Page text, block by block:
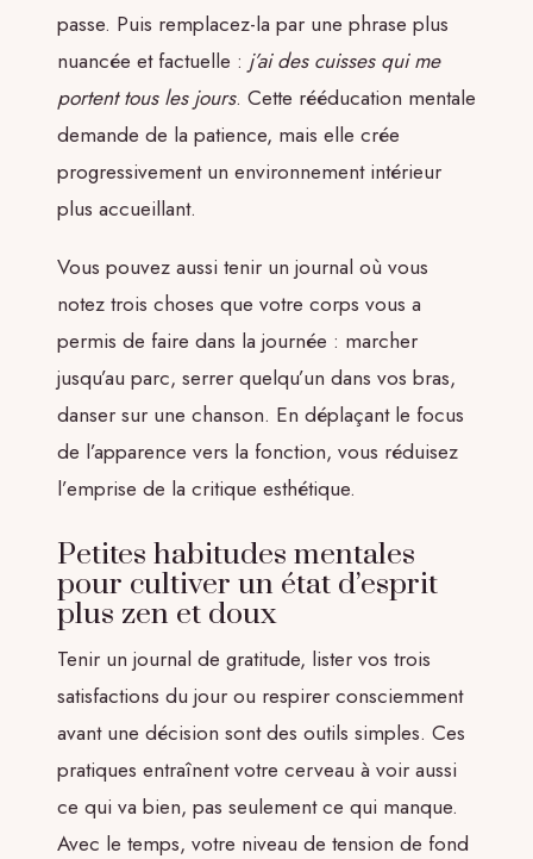
passe. Puis remplacez-la par une phrase plus
nuancée et factuelle : j’ai des cuisses qui me
portent tous les jours. Cette rééducation mentale
demande de la patience, mais elle crée
progressivement un environnement intérieur
plus accueillant.
Vous pouvez aussi tenir un journal où vous
notez trois choses que votre corps vous a
permis de faire dans la journée : marcher
jusqu’au parc, serrer quelqu’un dans vos bras,
danser sur une chanson. En déplaçant le focus
de l’apparence vers la fonction, vous réduisez
l’emprise de la critique esthétique.
Petites habitudes mentales
pour cultiver un état d’esprit
plus zen et doux
Tenir un journal de gratitude, lister vos trois
satisfactions du jour ou respirer consciemment
avant une décision sont des outils simples. Ces
pratiques entraînent votre cerveau à voir aussi
ce qui va bien, pas seulement ce qui manque.
Avec le temps, votre niveau de tension de fond